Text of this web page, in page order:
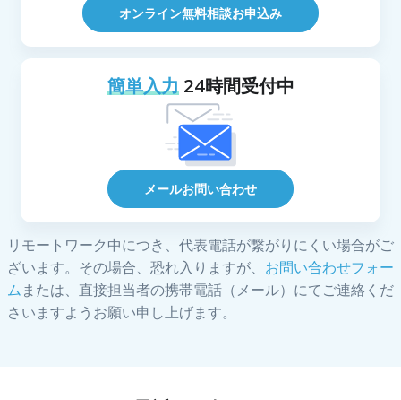
オンライン無料相談お申込み
簡単入力24時間受付中
メールお問い合わせ
リモートワーク中につき、代表電話が繋がりにくい場合がご
ざいます。その場合、恐れ入りますが、 お問い合わせフォー
ムまたは、直接担当者の携帯電話（メール）にてご連絡くだ
さいますようお願い申し上げます。